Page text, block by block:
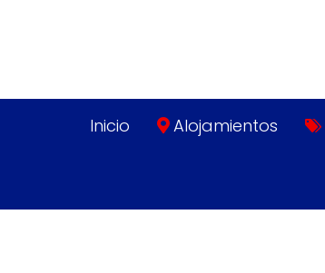
Inicio Alojamientos